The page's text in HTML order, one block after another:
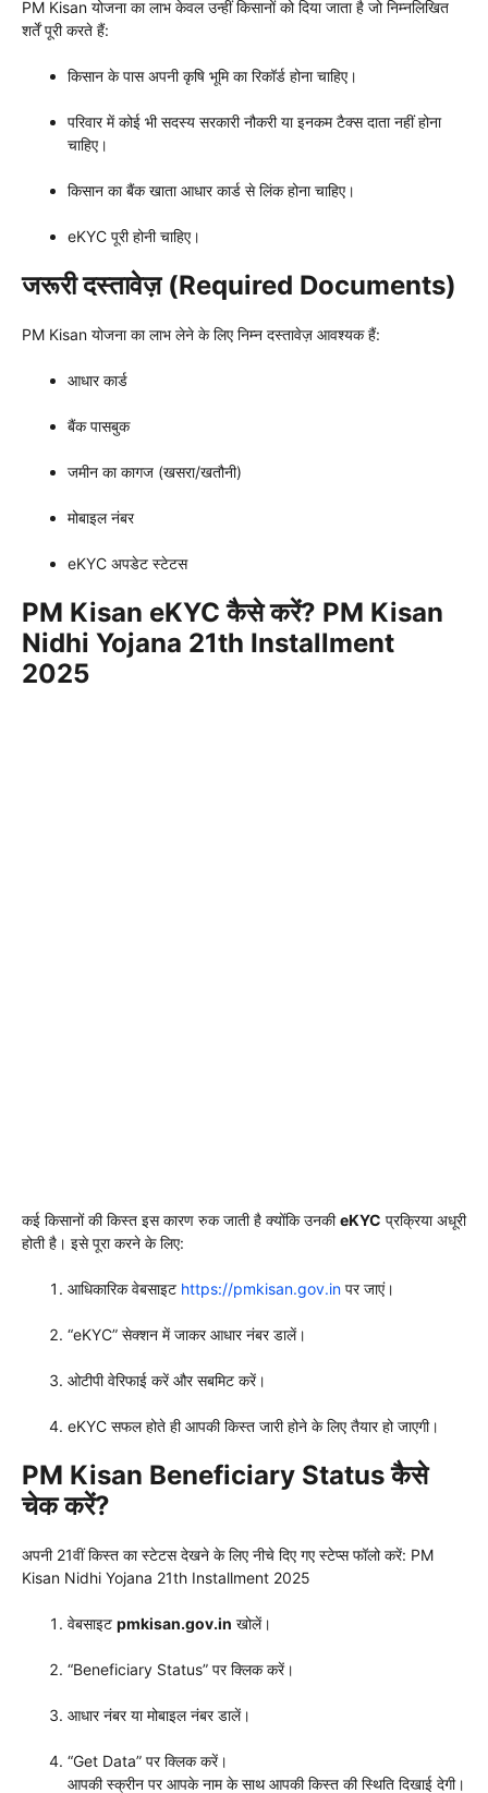
PM Kisan योजना का लाभ केवल उन्हीं किसानों को दिया जाता है जो निम्नलिखित
शर्तें पूरी करते हैं:
किसान के पास अपनी कृषि भूमि का रिकॉर्ड होना चाहिए।
परिवार में कोई भी सदस्य सरकारी नौकरी या इनकम टैक्स दाता नहीं होना
चाहिए।
किसान का बैंक खाता आधार कार्ड से लिंक होना चाहिए।
eKYC पूरी होनी चाहिए।
जरूरी दस्तावेज़ (Required Documents)
PM Kisan योजना का लाभ लेने के लिए निम्न दस्तावेज़ आवश्यक हैं:
आधार कार्ड
बैंक पासबुक
जमीन का कागज (खसरा/खतौनी)
मोबाइल नंबर
eKYC अपडेट स्टेटस
PM Kisan eKYC कैसे करें? PM Kisan
Nidhi Yojana 21th Installment
2025
कई किसानों की किस्त इस कारण रुक जाती है क्योंकि उनकीeKYC प्रक्रिया अधूरी
होती है। इसे पूरा करने के लिए:
आधिकारिक वेबसाइट https://pmkisan.gov.in पर जाएं।
“eKYC” सेक्शन में जाकर आधार नंबर डालें।
ओटीपी वेरिफाई करें और सबमिट करें।
eKYC सफल होते ही आपकी किस्त जारी होने के लिए तैयार हो जाएगी।
PM Kisan Beneficiary Status कैसे
चेक करें?
अपनी 21वीं किस्त का स्टेटस देखने के लिए नीचे दिए गए स्टेप्स फॉलो करें: PM
Kisan Nidhi Yojana 21th Installment 2025
वेबसाइट pmkisan.gov.in खोलें।
“Beneficiary Status” पर क्लिक करें।
आधार नंबर या मोबाइल नंबर डालें।
“Get Data” पर क्लिक करें।
आपकी स्क्रीन पर आपके नाम के साथ आपकी किस्त की स्थिति दिखाई देगी।